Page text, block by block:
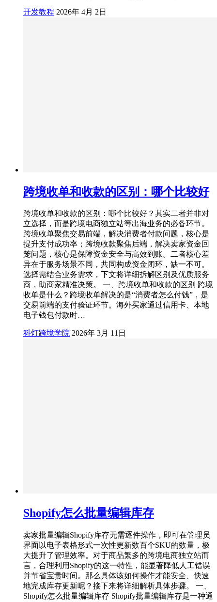
开发教程 2026年 4月 2日
跨境收单和收款的区别：哪个比较好
跨境收单和收款的区别：哪个比较好？其实二者并非对
立选择，而是跨境电商独立站等出海业务的必备环节。
跨境收单聚焦交易前端，解决消费者付款问题，核心是
提升支付成功率；跨境收款聚焦后端，解决卖家资金回
笼问题，核心是保障资金安全与高效到账。二者核心差
异在于服务场景不同，共同构成资金闭环，缺一不可。
选择需结合业务需求，下文将详细拆解区别及优质服务
商，助商家精准决策。 一、跨境收单和收款的区别 跨境
收单是什么？跨境收单解决的是“消费者怎么付钱”，是
交易前端的支付验证环节。海外买家通过信用卡、本地
电子钱包付款时…
科灯跨境学院 2026年 3月 11日
Shopify怎么批量编辑库存
卖家批量编辑Shopify库存无需逐件操作，即可在管理员
界面以电子表格形式一次性更新数百个SKU的数量，极
大提升了管理效率。对于商品繁多的跨境电商独立站而
言，合理利用Shopify的这一特性，能显著降低人工错误
并节省宝贵时间。那么具体该如何操作才能安全、快速
地完成库存更新呢？接下来将详细解析具体步骤。 一、
Shopify怎么批量编辑库存 Shopify批量编辑库存是一种通